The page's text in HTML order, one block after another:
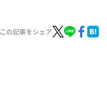
この記事をシェア